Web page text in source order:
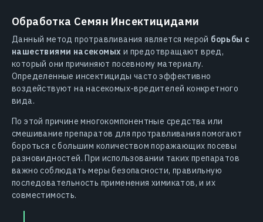
Обработка Семян Инсектицидами
Данный метод протравливания является мерой борьбы с
нашествиями насекомых и предотвращают вред,
который они причиняют посевному материалу.
Определенные инсектициды часто эффективно
воздействуют на насекомых-вредителей конкретного
вида.
По этой причине многокомпонентные средства или
смешивание препаратов для протравливания помогают
бороться с большим количеством поражающих посевы
разновидностей. При использовании таких препаратов
важно соблюдать меры безопасности, правильную
последовательность применения химикатов, и их
совместимость.